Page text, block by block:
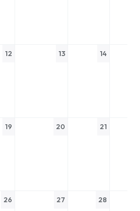
12 13 14
19 20 21
26 27 28